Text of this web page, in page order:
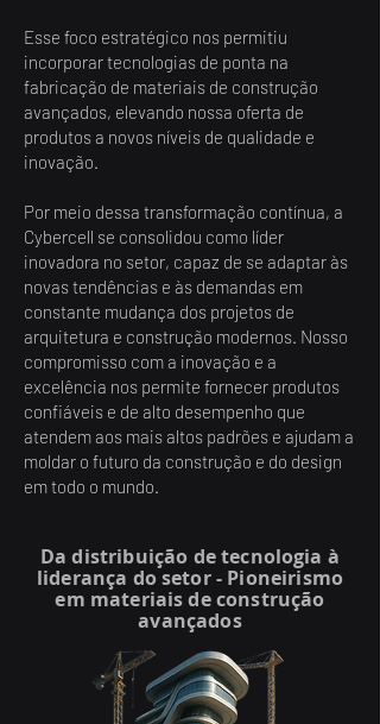
Esse foco estratégico nos permitiu
incorporar tecnologias de ponta na
fabricação de materiais de construção
avançados, elevando nossa oferta de
produtos a novos níveis de qualidade e
inovação.
Por meio dessa transformação contínua, a
Cybercell se consolidou como líder
inovadora no setor, capaz de se adaptar às
novas tendências e às demandas em
constante mudança dos projetos de
arquitetura e construção modernos. Nosso
compromisso com a inovação e a
excelência nos permite fornecer produtos
confiáveis e de alto desempenho que
atendem aos mais altos padrões e ajudam a
moldar o futuro da construção e do design
em todo o mundo.
Da distribuição de tecnologia à
liderança do setor - Pioneirismo
em materiais de construção
avançados